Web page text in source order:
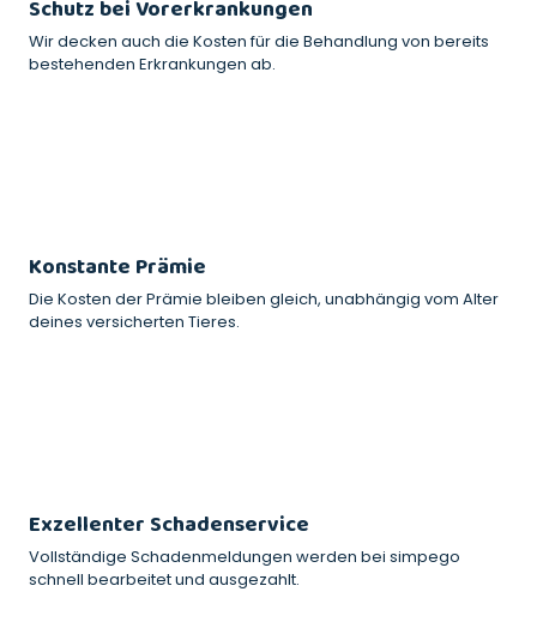
Schutz bei Vorerkrankungen
Wir decken auch die Kosten für die Behandlung von bereits
bestehenden Erkrankungen ab.
Konstante Prämie
Die Kosten der Prämie bleiben gleich, unabhängig vom Alter
deines versicherten Tieres.
Exzellenter Schadenservice
Vollständige Schadenmeldungen werden bei simpego
schnell bearbeitet und ausgezahlt.